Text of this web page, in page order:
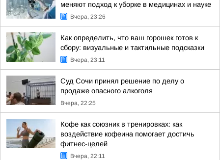
меняют подход к уборке в медицинах и науке
Вчера, 23:26
Как определить, что ваш горошек готов к
сбору: визуальные и тактильные подсказки
Вчера, 23:11
Суд Сочи принял решение по делу о
продаже опасного алкоголя
Вчера, 22:25
Кофе как союзник в тренировках: как
воздействие кофеина помогает достичь
фитнес-целей
Вчера, 22:11